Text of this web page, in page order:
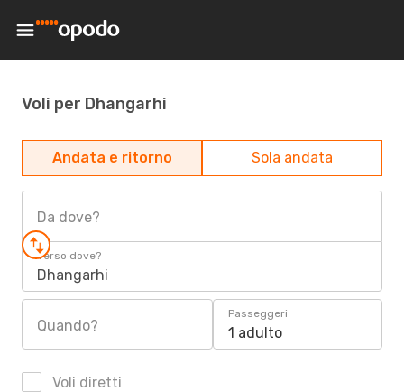
Voli per Dhangarhi
Andata e ritorno Sola andata
Da dove?
Verso dove?
Dhangarhi
Quando?
Passeggeri
1 adulto
Voli diretti